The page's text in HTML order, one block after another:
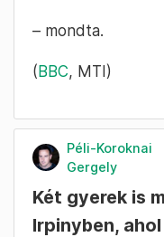
– mondta.
(BBC, MTI)
Péli-Koroknai
Gergely
Két gyerek is
Irpinyben,